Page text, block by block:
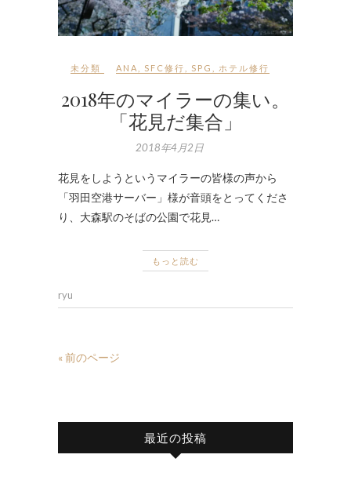
未分類 ANA SFC修行 SPG ホテル修行
2018年のマイラーの集い。
「花見だ集合」
2018年4月2日
花見をしようというマイラーの皆様の声から
「羽田空港サーバー」様が音頭をとってくださ
り、大森駅のそばの公園で花見…
もっと読む
ryu
« 前のページ
最近の投稿